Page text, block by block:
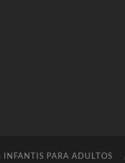
INFANTIS PARA ADULTOS